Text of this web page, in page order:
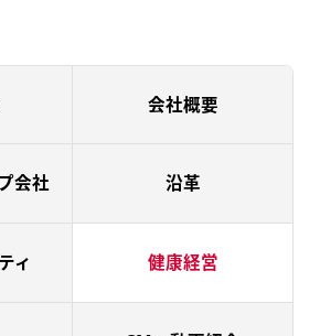
会社概要
会社 沿革
ィ 健康経営